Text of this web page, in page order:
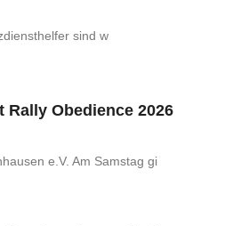
sind w
Obedience 2026
e.V. Am Samstag gi